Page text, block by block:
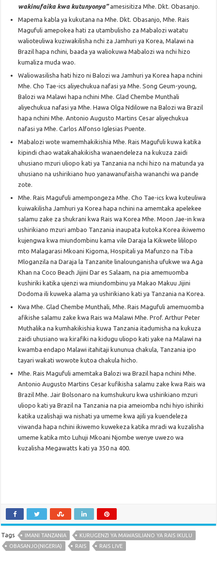
wakinufaika kwa kutunyonya”amesisitiza Mhe. Dkt. Obasanjo.
Mapema kabla ya kukutana na Mhe. Dkt. Obasanjo, Mhe. Rais
Magufuli amepokea hati za utambulisho za Mabalozi watatu
walioteuliwa kuziwakilisha nchi za Jamhuri ya Korea, Malawi na
Brazil hapa nchini, baada ya waliokuwa Mabalozi wa nchi hizo
kumaliza muda wao.
Waliowasilisha hati hizo ni Balozi wa Jamhuri ya Korea hapa nchini
Mhe. Cho Tae-ics aliyechukua nafasi ya Mhe. Song Geum-young,
Balozi wa Malawi hapa nchini Mhe. Glad Chembe Munthali
aliyechukua nafasi ya Mhe. Hawa Olga Ndilowe na Balozi wa Brazil
hapa nchini Mhe. Antonio Augusto Martins Cesar aliyechukua
nafasi ya Mhe. Carlos Alfonso Iglesias Puente.
Mabalozi wote wamemhakikishia Mhe. Rais Magufuli kuwa katika
kipindi chao watakahakikisha wanaendeleza na kukuza zaidi
uhusiano mzuri uliopo kati ya Tanzania na nchi hizo na matunda ya
uhusiano na ushirikiano huo yanawanufaisha wananchi wa pande
zote.
Mhe. Rais Magufuli amempongeza Mhe. Cho Tae-ics kwa kuteuliwa
kuiwakilisha Jamhuri ya Korea hapa nchini na amemtaka apelekee
salamu zake za shukrani kwa Rais wa Korea Mhe. Moon Jae-in kwa
ushirikiano mzuri ambao Tanzania inaupata kutoka Korea ikiwemo
kujengwa kwa miundombinu kama vile Daraja la Kikwete lililopo
mto Malagarasi Mkoani Kigoma, Hospitali ya Mafunzo na Tiba
Mloganzila na Daraja la Tanzanite linalounganisha ufukwe wa Aga
Khan na Coco Beach Jijini Dar es Salaam, na pia amemuomba
kushiriki katika ujenzi wa miundombinu ya Makao Makuu Jijini
Dodoma ili kuweka alama ya ushirikiano kati ya Tanzania na Korea.
Kwa Mhe. Glad Chembe Munthali, Mhe. Rais Magufuli amemuomba
afikishe salamu zake kwa Rais wa Malawi Mhe. Prof. Arthur Peter
Muthalika na kumhakikishia kuwa Tanzania itadumisha na kukuza
zaidi uhusiano wa kirafiki na kidugu uliopo kati yake na Malawi na
kwamba endapo Malawi itahitaji kununua chakula, Tanzania ipo
tayari wakati wowote kutoa chakula hicho.
Mhe. Rais Magufuli amemtaka Balozi wa Brazil hapa nchini Mhe.
Antonio Augusto Martins Cesar kufikisha salamu zake kwa Rais wa
Brazil Mhe. Jair Bolsonaro na kumshukuru kwa ushirikiano mzuri
uliopo kati ya Brazil na Tanzania na pia ameiomba nchi hiyo ishiriki
katika uzalishaji wa nishati ya umeme kwa ajili ya kuendeleza
viwanda hapa nchini ikiwemo kuwekeza katika mradi wa kuzalisha
umeme katika mto Luhuji Mkoani Njombe wenye uwezo wa
kuzalisha Megawatts kati ya 350 na 400.
Tags IMANI TANZANIA
KURUGENZI YA MAWASILIANO YA RAIS IKULU
OBASANJO(NIGERIA)
RAIS RAIS LIVE